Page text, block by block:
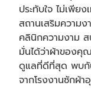
ประทับใจ ไม่เพีย
สถานเสริมความ
คลินิกความงาม
มั่นได้ว่าผ้าของคุ
ดูแลที่ดีที่สุด พบกั
จากโรงงานซักผ้